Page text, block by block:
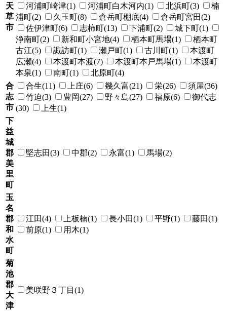
天
草
市
河浦町崎津(1)
河浦町白木河内(1) 北浜町(3)
楠
浦町(2)
久玉町(8) 倉岳町棚底(4)
倉岳町宮田(2)
佐伊津町(6)
志柿町(13) 下浦町(2)
城下町(1)
浄南町(2)
新和町小宮地(4) 栖本町馬場(1)
栖本町
古江(5)
諏訪町(1) 瀬戸町(1) 古川町(1)
本渡町
広瀬(4)
本渡町本渡(7) 本渡町本戸馬場(1)
本渡町
本泉(1)
南町(1)
北原町(4)
合
志
市
合生(11) 上庄(6) 幾久富(21) 栄(26)
須屋(36)
竹迫(3)
豊岡(27) 野々島(27) 福原(6)
御代志
(30)
上生(1)
下
益
城
郡
美
里
町
堅志田(3) 中郡(2) 永富(1) 馬場(2)
玉
名
郡
和
水
町
江田(4) 上板楠(1) 長小田(1) 平野(1)
藤田(1)
前原(1)
用木(1)
菊
池
郡
大
津
美咲野３丁目(1)